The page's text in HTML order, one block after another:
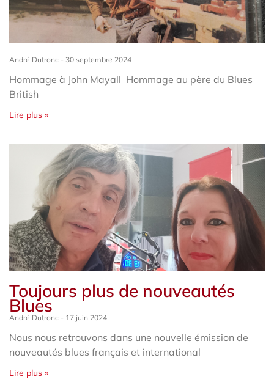
André Dutronc 30 septembre 2024
Hommage à John Mayall Hommage au père du Blues
British
Lire plus »
Toujours plus de nouveautés
Blues
André Dutronc 17 juin 2024
Nous nous retrouvons dans une nouvelle émission de
nouveautés blues français et international
Lire plus »